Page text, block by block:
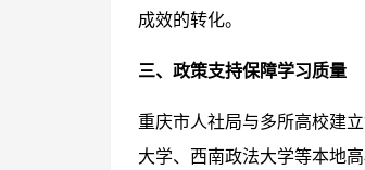
成效的转化。
三、政策支持保障学习质量
重庆市人社局与多所高校建
大学、西南政法大学等本地